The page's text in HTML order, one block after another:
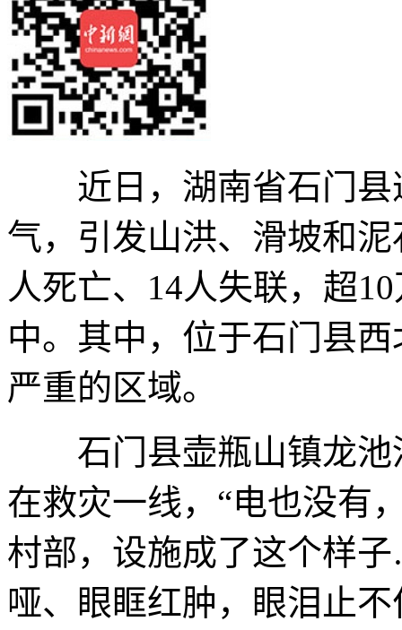
近日，湖南省石门县
气，引发山洪、滑坡和
人死亡、14人失联，超
中。其中，位于石门县
严重的区域。
石门县壶瓶山镇龙池
在救灾一线，“电也没有
村部，设施成了这个样
哑、眼眶红肿，眼泪止